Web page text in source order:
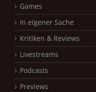
Games
In eigener Sache
Kritiken & Reviews
Livestreams
Podcasts
Previews